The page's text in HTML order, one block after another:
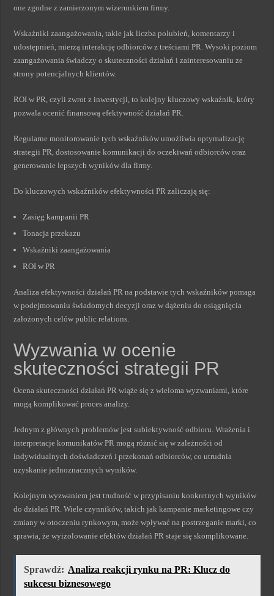
one zgodne z zamierzonym wizerunkiem firmy.
Wskaźniki zaangażowania, takie jak liczba polubień, komentarzy i
udostępnień, mierzą interakcję odbiorców z treściami PR. Wysoki poziom
zaangażowania świadczy o skuteczności działań i zainteresowaniu ze
strony potencjalnych klientów.
ROI w PR, czyli zwrot z inwestycji, to kolejny kluczowy wskaźnik, który
pozwala ocenić finansową efektywność działań PR.
Regularne monitorowanie tych wskaźników umożliwia optymalizację
strategii PR, dostosowanie komunikacji do oczekiwań odbiorców oraz
generowanie lepszych wyników dla firmy.
Do kluczowych wskaźników efektywności PR zaliczają się:
Zasięg kampanii PR
Tonacja przekazu
Wskaźniki zaangażowania
ROI w PR
Analiza efektywności działań PR na podstawie tych wskaźników pomaga
w podejmowaniu świadomych decyzji oraz w dążeniu do osiągnięcia
założonych celów public relations.
Wyzwania w ocenie
skuteczności strategii PR
Ocena skuteczności działań PR wiąże się z wieloma wyzwaniami, które
mogą komplikować proces analizy.
Jednym z głównych problemów jest subiektywność odbioru. Wrażenia i
interpretacje komunikatów PR mogą różnić się w zależności od
indywidualnych doświadczeń i przekonań odbiorców, co utrudnia
uzyskanie jednoznacznych wyników.
Kolejnym wyzwaniem jest trudność w przypisaniu konkretnych wyników
do działań PR. Wiele czynników, takich jak kampanie marketingowe czy
zmiany w otoczeniu rynkowym, może wpływać na postrzeganie marki, co
sprawia, że wyizolowanie efektów działań PR staje się skomplikowane.
Sprawdź: Analiza reakcji rynku na PR: Klucz do
sukcesu biznesowego